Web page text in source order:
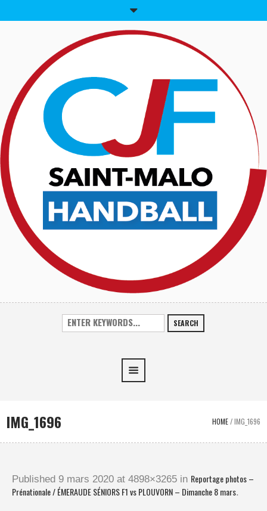
SEARCH
IMG_1696 HOME/IMG_1696
Published 9 mars 2020 at 4898×3265 in Reportage photos –
Prénationale / ÉMERAUDE SÉNIORS F1 vs PLOUVORN – Dimanche 8 mars.